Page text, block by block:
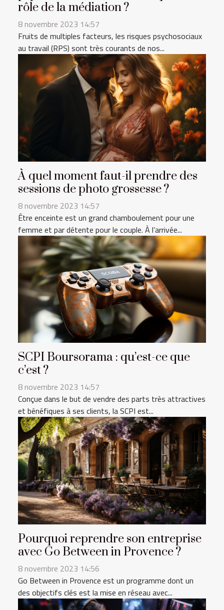
rôle de la médiation ?
8 novembre 2023 14:57
Fruits de multiples facteurs, les risques psychosociaux
au travail (RPS) sont très courants de nos...
À quel moment faut-il prendre des
sessions de photo grossesse ?
8 novembre 2023 14:57
Être enceinte est un grand chamboulement pour une
femme et par détente pour le couple. À l’arrivée...
SCPI Boursorama : qu’est-ce que
c’est ?
8 novembre 2023 14:57
Conçue dans le but de vendre des parts très attractives
et bénéfiques à ses clients, la SCPI est...
Pourquoi reprendre son entreprise
avec Go Between in Provence ?
8 novembre 2023 14:56
Go Between in Provence est un programme dont un
des objectifs clés est la mise en réseau avec...